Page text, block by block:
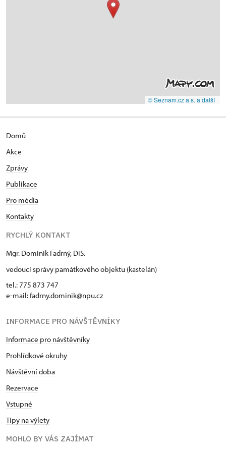
© Seznam.cz a.s. a další
Domů
Akce
Zprávy
Publikace
Pro média
Kontakty
RYCHLÝ KONTAKT
Mgr. Dominik Fadrný, DiS.
vedoucí správy památkového objektu (kastelán)
tel.: 775 873 747
e-mail: fadrny.dominik@npu.cz
INFORMACE PRO NÁVŠTĚVNÍKY
Informace pro návštěvníky
Prohlídkové okruhy
Návštěvní doba
Rezervace
Vstupné
Tipy na výlety
MOHLO BY VÁS ZAJÍMAT